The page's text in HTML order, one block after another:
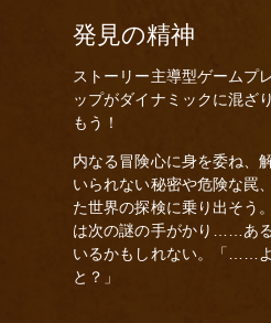
発見の精神
ストーリー主導型ゲームプ
ップがダイナミックに混ざ
もう！
内なる冒険心に身を委ね、
いられない秘密や危険な罠
た世界の探検に乗り出そう
は次の謎の手がかり……あ
いるかもしれない。「……
と？」